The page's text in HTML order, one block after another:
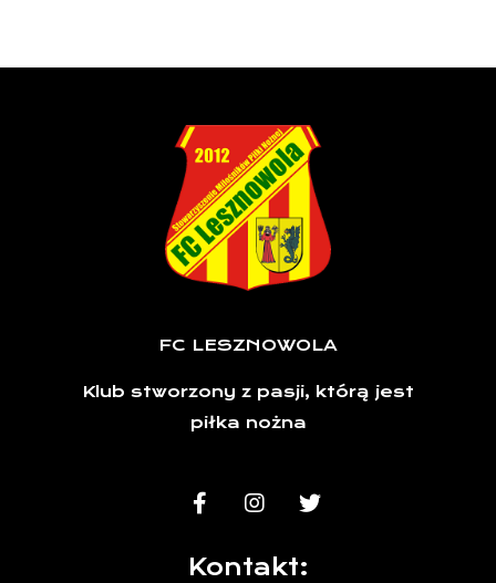
FC LESZNOWOLA
Klub stworzony z pasji, którą jest
piłka nożna
Kontakt: